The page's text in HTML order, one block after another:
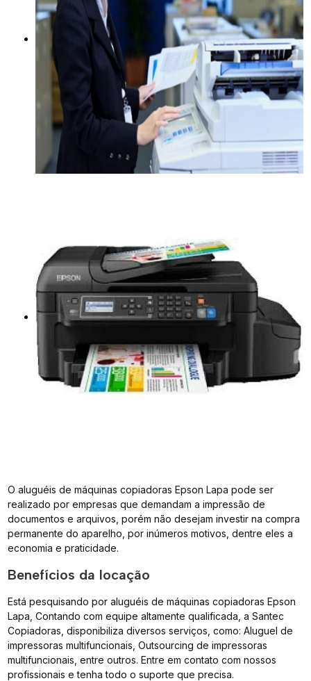
O aluguéis de máquinas copiadoras Epson Lapa pode ser
realizado por empresas que demandam a impressão de
documentos e arquivos, porém não desejam investir na compra
permanente do aparelho, por inúmeros motivos, dentre eles a
economia e praticidade.
Benefícios da locação
Está pesquisando por aluguéis de máquinas copiadoras Epson
Lapa, Contando com equipe altamente qualificada, a Santec
Copiadoras, disponibiliza diversos serviços, como: Aluguel de
impressoras multifuncionais, Outsourcing de impressoras
multifuncionais, entre outros. Entre em contato com nossos
profissionais e tenha todo o suporte que precisa.